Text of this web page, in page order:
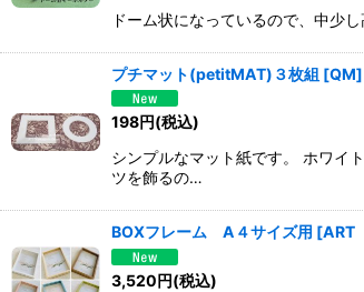
ドーム状になっているので、中
プチマット(petitMAT)３枚組 [QM]
198円(税込)
シンプルなマット紙です。 ホワイ
ツを飾るの…
BOXフレーム A４サイズ用 [ART
3,520円(税込)